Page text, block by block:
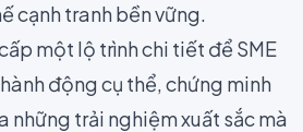
cạnh tranh bền vững.
một lộ trình chi tiết để SME
động cụ thể, chứng minh
những trải nghiệm xuất sắc mà